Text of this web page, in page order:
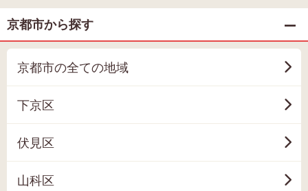
京都市から探す
京都市の全ての地域
下京区
伏見区
山科区